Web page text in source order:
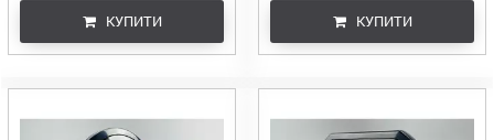
КУПИТИ КУПИТИ